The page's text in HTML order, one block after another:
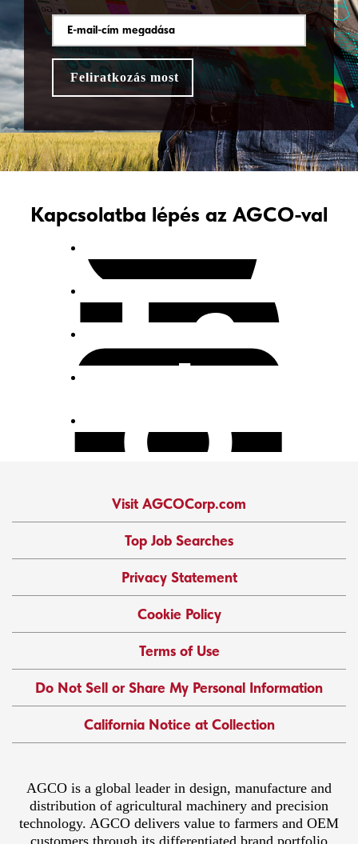
Kapcsolatba lépés az AGCO-val
Visit AGCOCorp.com
Top Job Searches
Privacy Statement
Cookie Policy
Terms of Use
Do Not Sell or Share My Personal Information
California Notice at Collection
AGCO is a global leader in design, manufacture and
distribution of agricultural machinery and precision
technology. AGCO delivers value to farmers and OEM
customers through its differentiated brand portfolio